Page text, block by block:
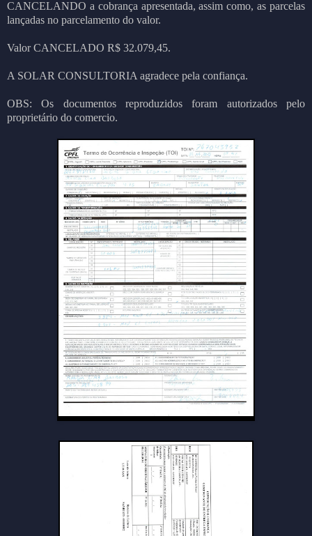
CANCELANDO a cobrança apresentada, assim como, as parcelas
lançadas no parcelamento do valor.
Valor CANCELADO R$ 32.079,45.
A SOLAR CONSULTORIA agradece pela confiança.
OBS: Os documentos reproduzidos foram autorizados pelo
proprietário do comercio.